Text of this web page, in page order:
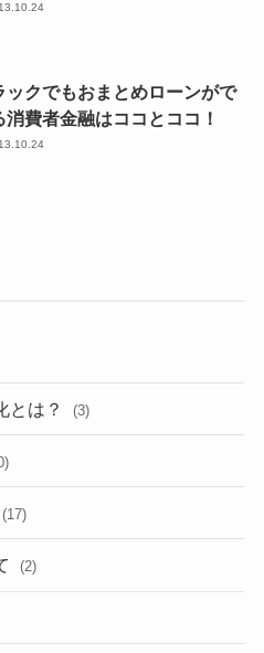
ックでもおまとめローンがで
消費者金融はココとココ！
とは？ (3)
(17)
(2)